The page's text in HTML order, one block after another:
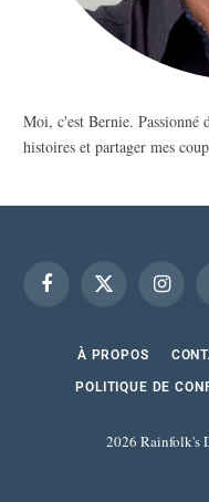
Moi, c'est Bernie. Passionné
histoires et partager mes
FacebookX
À PROPOS
POLITIQUE DE
2026 Rainfolk's